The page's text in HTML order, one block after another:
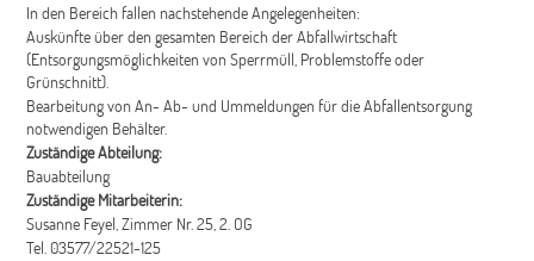
In den Bereich fallen nachstehende Angelegenheiten:
Auskünfte über den gesamten Bereich der Abfallwirtschaft
(Entsorgungsmöglichkeiten von Sperrmüll, Problemstoffe oder
Grünschnitt).
Bearbeitung von An- Ab- und Ummeldungen für die Abfallentsorgung
notwendigen Behälter.
Zuständige Abteilung:
Bauabteilung
Zuständige Mitarbeiterin:
Susanne Feyel, Zimmer Nr. 25, 2. OG
Tel. 03577/22521-125